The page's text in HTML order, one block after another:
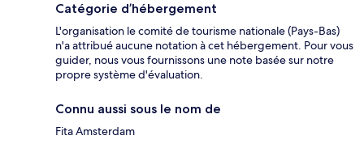
Catégorie d’hébergement
L'organisation le comité de tourisme nationale (Pays-Bas)
n'a attribué aucune notation à cet hébergement. Pour vous
guider, nous vous fournissons une note basée sur notre
propre système d'évaluation.
Connu aussi sous le nom de
Fita Amsterdam